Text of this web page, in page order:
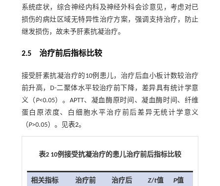
系统症状，综合神经内科及神经外科会诊意见，考虑对已
损伤的病灶区域无特异性治疗方案，强调支持治疗，防止
继发损伤，故未予肝素抗凝治疗。
2.5 治疗前后指标比较
接受肝素抗凝治疗的10例患儿，治疗后血小板计数较治疗
前升高，D-二聚体水平较治疗前下降，差异具有统计学意
义（P<0.05）。APTT、凝血酶原时间、凝血酶时间、纤维
蛋白原浓度、白细胞水平治疗前后差异无统计学意义
（P>0.05）。见表2。
表2 10例接受抗凝治疗的患儿治疗前后指标比较
相关指标 治疗前 治疗后 Z/t值 P值